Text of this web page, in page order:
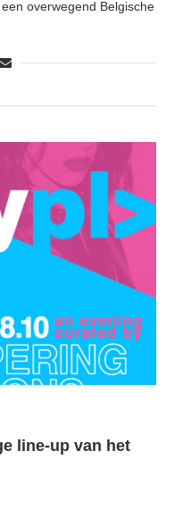
overwegend Belgische
line-up van het